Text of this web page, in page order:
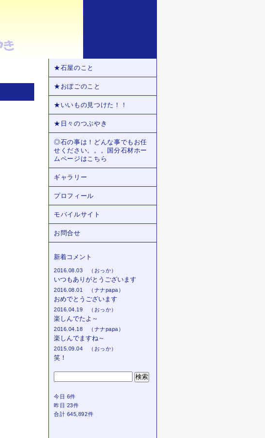
★石屋のこと
★おぼごのこと
★いいもの見つけた！！
★日々のつぶやき
◎石の事は！どんな事でもお任
せください。。。国分石材ホー
ムページはこちら
ギャラリー
プロフィール
モバイルサイト
お問合せ
新着コメント
2016.08.03 （おっか）
いつもありがとうございます
2016.08.01 （ナナpapa）
おめでとうございます
2016.04.19 （おっか）
楽しんでたよ～
2016.04.18 （ナナpapa）
楽しんでますね～
2015.09.04 （おっか）
笑！
今日 6件
昨日 23件
合計 645,892件